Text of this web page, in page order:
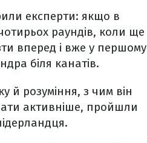
експерти: якщо в
раундів, коли ще
вперед і вже у першому
біля канатів.
й розуміння, з чим він
активніше, пройшли